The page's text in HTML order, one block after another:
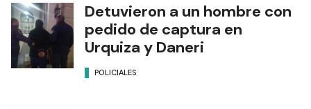
Detuvieron a un hombre con
pedido de captura en
Urquiza y Daneri
POLICIALES